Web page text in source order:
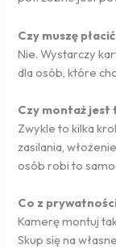
Czy muszę
Nie. Wystarczy
dla osób, które
Czy montaż jest
Zwykle to kilka
zasilania,
osób robi to
Co z
Kamerę montuj
Skup się na